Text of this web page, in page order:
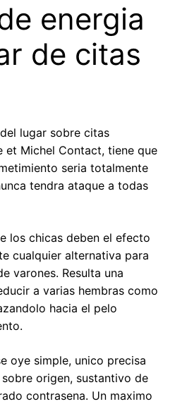
energia
de citas
lugar sobre citas
et Michel Contact, tiene que
seri­a totalmente
tendra ataque a todas
los chicas deben el efecto
cualquier alternativa para
varones. Resulta una
a varias hembras como
hacia el pelo
oye simple, unico precisa
origen, sustantivo de
contrasena. Un maximo